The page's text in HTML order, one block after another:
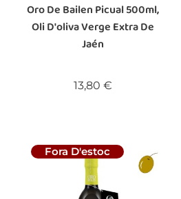
Oro De Bailen Picual 500ml,
Oli D'oliva Verge Extra De
Jaén
13,80 €Preu
Fora D'estoc